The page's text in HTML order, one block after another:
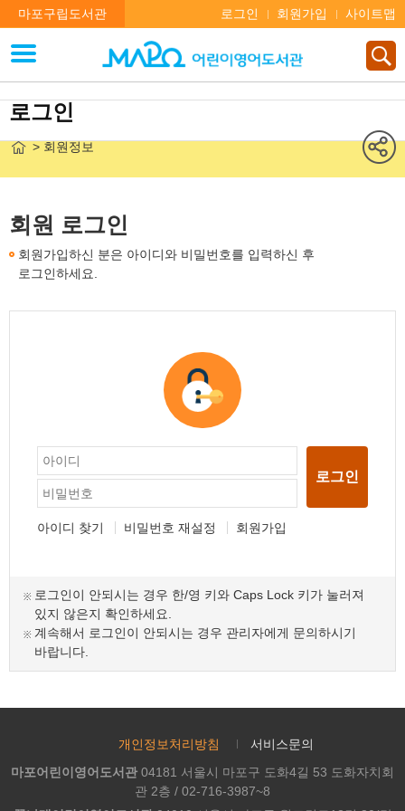
마포구립도서관 로그인 회원가입 사이트맵
로그인
> 회원정보
회원 로그인
회원가입하신 분은 아이디와 비밀번호를 입력하신 후
로그인하세요.
로그인
아이디 찾기 비밀번호 재설정 회원가입
로그인이 안되시는 경우 한/영 키와 Caps Lock 키가 눌러져
있지 않은지 확인하세요.
계속해서 로그인이 안되시는 경우 관리자에게 문의하시기
바랍니다.
개인정보처리방침
서비스문의
마포어린이영어도서관 04181 서울시 마포구 도화4길 53 도화자치회
관 2층 / 02-716-3987~8